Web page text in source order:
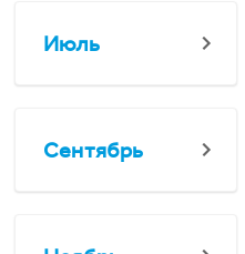
Июль
Сентябрь